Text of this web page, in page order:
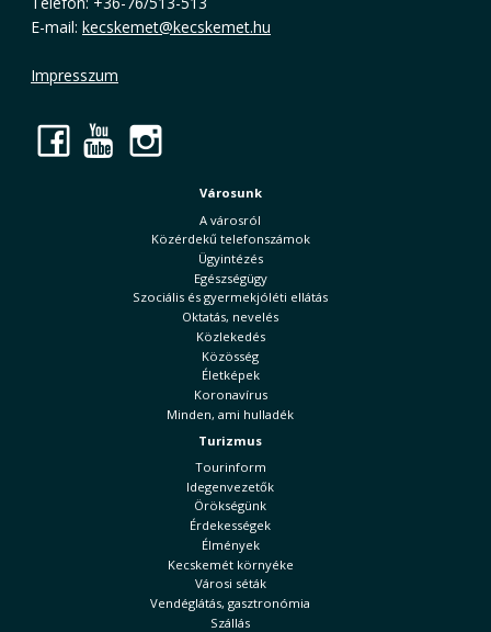
E-mail: kecskemet@kecskemet.hu
Impresszum
Facebook
YouTube
Városunk
A városról
Közérdekű telefonszámok
Ügyintézés
Egészségügy
Szociális és gyermekjóléti ellátás
Oktatás, nevelés
Közlekedés
Közösség
Életképek
Koronavírus
Minden, ami hulladék
Turizmus
Tourinform
Idegenvezetők
Örökségünk
Érdekességek
Élmények
Kecskemét környéke
Városi séták
Vendéglátás, gasztronómia
Szállás